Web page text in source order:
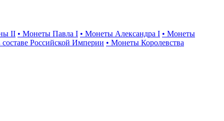
II • Монеты Павла I • Монеты Александра I • Монеты
Российской Империи • Монеты Королевства